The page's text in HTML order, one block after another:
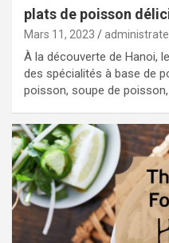
plats de poisson
Mars 11, 2023
À la découverte de Hanoi,
des spécialités à base de
poisson, soupe de poisson,